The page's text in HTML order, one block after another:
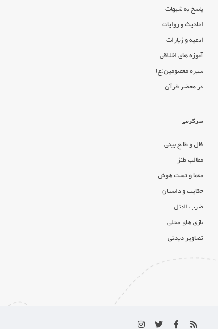
پاسخ به شبهات
احادیث و روایات
ادعیه و زیارات
آموزه های اخلاقی
سیره معصومین(ع)
در محضر قرآن
سرگرمی
فال و طالع بینی
مطالب طنز
معما و تست هوش
حکایت و داستان
ضرب المثل
بازی های محلی
تصاویر دیدنی